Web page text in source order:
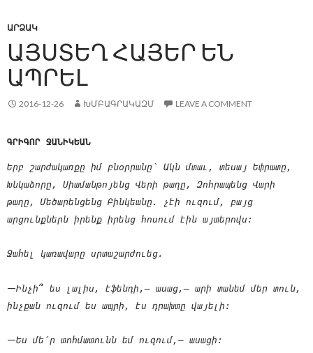
ԱՐՁԱԿ
ԱՅՍՏԵՂ ՀԱՅԵՐ ԵՆ
ԱՊՐԵԼ
2016-12-26 ԽՄԲԱԳՐԱԿԱԶՄ LEAVE A COMMENT
ԳՐԻԳՈՐ ՋԱՆԻԿԵԱՆ
Երբ շարժակառքը իմ բնօրրանը՝ Ակն մտաւ, տեսայ Եփրատը,
Խնկաձորը, Սիամանթոյենց Վերի թաղը, Զոհրապենց Վարի
թաղը, Մեծարենցենց Բինկեանը. չէի ուզում, բայց
արցունքներն իրենք իրենց հոսում էին այտերովս:
Ջահել կառավարը սրտաշարժուեց.
—Ինչի՞ ես լալիս, էֆենդի,— ասաց,— արի տանեմ մեր տուն,
ինչքան ուզում ես ապրի, էս դրախտը վայելի:
—Ես մե՛ր տոհմատունն եմ ուզում,— ասացի: